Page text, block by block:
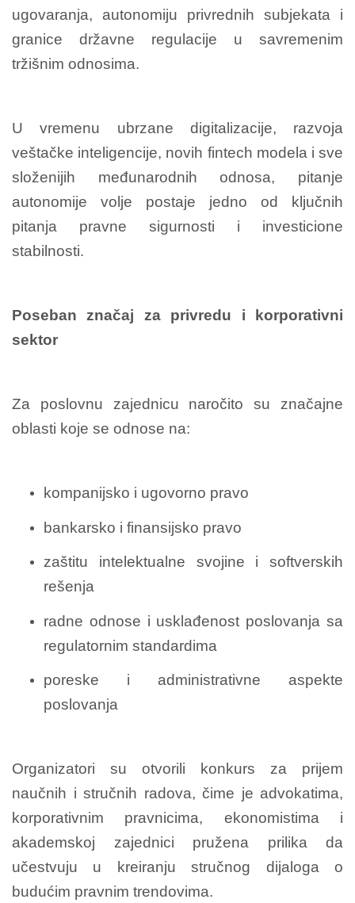
ugovaranja, autonomiju privrednih subjekata i
granice državne regulacije u savremenim
tržišnim odnosima.
U vremenu ubrzane digitalizacije, razvoja
veštačke inteligencije, novih fintech modela i sve
složenijih međunarodnih odnosa, pitanje
autonomije volje postaje jedno od ključnih
pitanja pravne sigurnosti i investicione
stabilnosti.
Poseban značaj za privredu i korporativni
sektor
Za poslovnu zajednicu naročito su značajne
oblasti koje se odnose na:
kompanijsko i ugovorno pravo
bankarsko i finansijsko pravo
zaštitu intelektualne svojine i softverskih
rešenja
radne odnose i usklađenost poslovanja sa
regulatornim standardima
poreske i administrativne aspekte
poslovanja
Organizatori su otvorili konkurs za prijem
naučnih i stručnih radova, čime je advokatima,
korporativnim pravnicima, ekonomistima i
akademskoj zajednici pružena prilika da
učestvuju u kreiranju stručnog dijaloga o
budućim pravnim trendovima.